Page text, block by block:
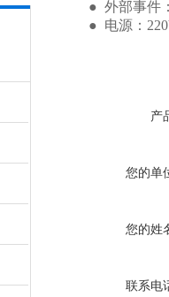
● 外部事件：
● 电源：
产
您的单
您的姓
联系电